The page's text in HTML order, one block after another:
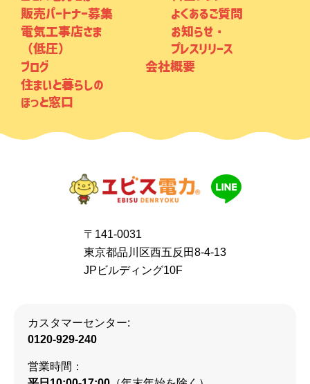
販売パートナー募集
よくあるご質問
電気工事店さま
（低圧）
お知らせ・
プレスリリース
ブログ
会社概要
住まいと暮らしの
ほっと窓口
〒141-0031
東京都品川区西五反田8-4-13
JPビルディング10F
カスタマーセンター:
0120-929-240
営業時間：